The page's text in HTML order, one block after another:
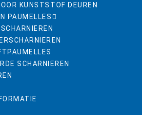
KUNSTSTOF DEUREN
PAUMELLES
SCHARNIEREN